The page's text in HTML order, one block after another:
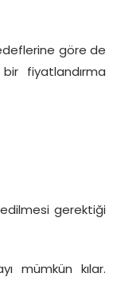
göre de
fiyatlandırma
gerektiği
mümkün kılar.